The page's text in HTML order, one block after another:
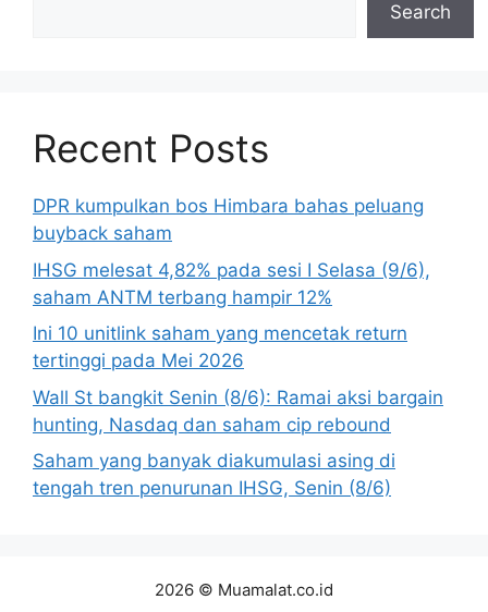
Search
Recent Posts
DPR kumpulkan bos Himbara bahas peluang
buyback saham
IHSG melesat 4,82% pada sesi I Selasa (9/6),
saham ANTM terbang hampir 12%
Ini 10 unitlink saham yang mencetak return
tertinggi pada Mei 2026
Wall St bangkit Senin (8/6): Ramai aksi bargain
hunting, Nasdaq dan saham cip rebound
Saham yang banyak diakumulasi asing di
tengah tren penurunan IHSG, Senin (8/6)
2026 © Muamalat.co.id